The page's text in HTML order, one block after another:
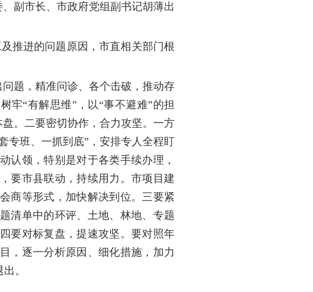
副市长、市政府党组副书记胡薄出
推进的问题原因，市直相关部门根
题，精准问诊、各个击破，推动存
牢“有解思维”，以“事不避难”的担
。二要密切协作，合力攻坚。一方
专班、一抓到底”，安排专人全程盯
认领，特别是对于各类手续办理，
要市县联动，持续用力。市项目建
商等形式，加快解决到位。三要紧
清单中的环评、土地、林地、专题
要对标复盘，提速攻坚。要对照年
，逐一分析原因、细化措施，加力
。